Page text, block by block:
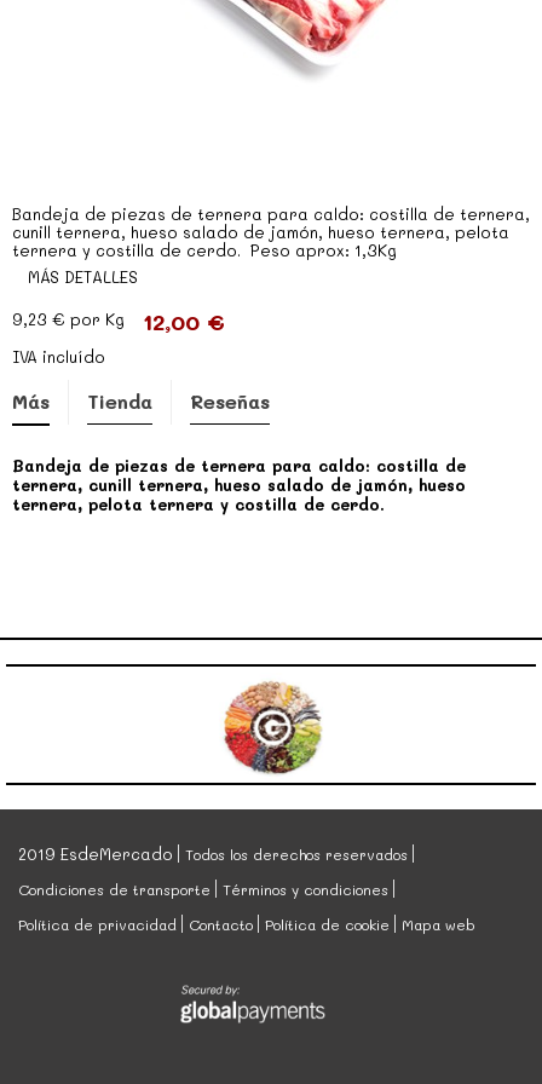
Bandeja de piezas de ternera para caldo: costilla de ternera,
cunill ternera, hueso salado de jamón, hueso ternera, pelota
ternera y costilla de cerdo. Peso aprox: 1,3Kg
MÁS DETALLES
9,23 € por Kg 12,00 €
IVA incluído
Más Tienda Reseñas
Bandeja de piezas de ternera para caldo: costilla de
ternera, cunill ternera, hueso salado de jamón, hueso
ternera, pelota ternera y costilla de cerdo.
2019 EsdeMercado
Todos los derechos reservados
Condiciones de transporte
Términos y condiciones
Política de privacidad
Contacto Política de cookie Mapa web